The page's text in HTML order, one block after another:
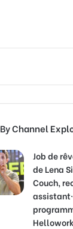
By Channel
Job de
de Lena
Couch,
Hellowork